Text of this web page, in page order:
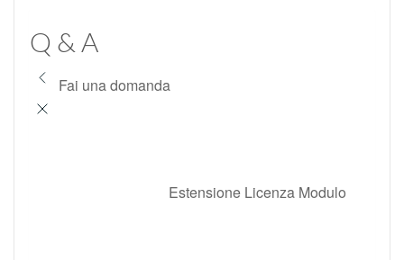
Q & A
Fai una domanda
Estensione Licenza Modulo